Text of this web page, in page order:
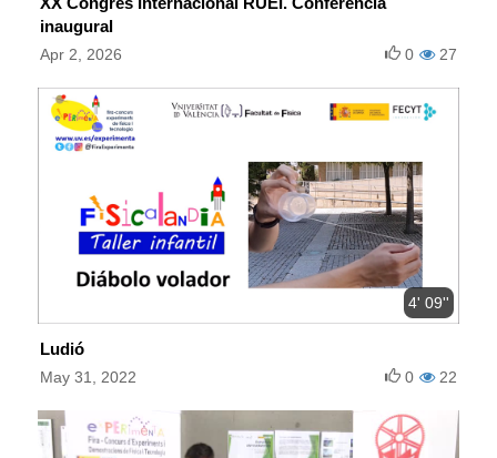
inaugural
Apr 2, 2026 27
0
4' 09''
Ludió
May 31, 2022 22
0